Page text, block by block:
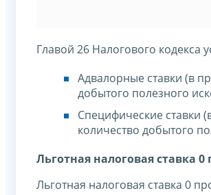
Главой 26 Налогового кодекса
Адвалорные ставки (в
добытого полезного
Специфические ставки
количество добытого
Льготная налоговая ставка 0
Льготная налоговая ставка 0